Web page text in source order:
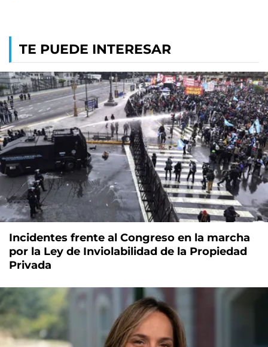
TE PUEDE INTERESAR
Incidentes frente al Congreso en la marcha
por la Ley de Inviolabilidad de la Propiedad
Privada